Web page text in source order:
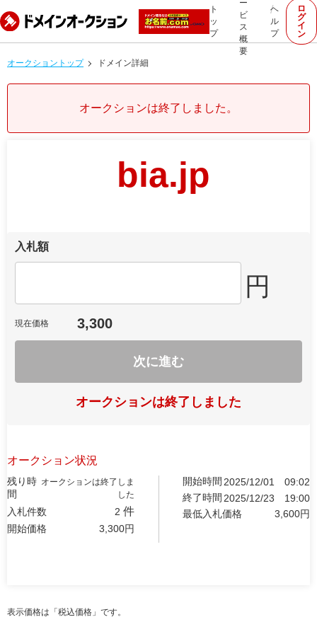
ト
ッ
プ
ー
ビ
ス
概
要
ヘ
ル
プ
ロ
グ
イ
ン
オークショントップ ドメイン詳細
オークションは終了しました。
bia.jp
入札額
円
現在価格 3,300
次に進む
オークションは終了しました
オークション状況
残り時
間
オークションは終了しま
した
入札件数 2 件
開始価格 3,300円
開始時間 2025/12/01
09:02
終了時間 2025/12/23
19:00
最低入札価格
3,600円
表示価格は「税込価格」です。